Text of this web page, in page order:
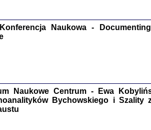
nr 17, R.
Warszawa
NIE WIEMY CO
Dziennik
Moszek Baum, oprac.
Konferencja Naukowa -
Naukowe Centrum - Ewa
Bychowskiego i